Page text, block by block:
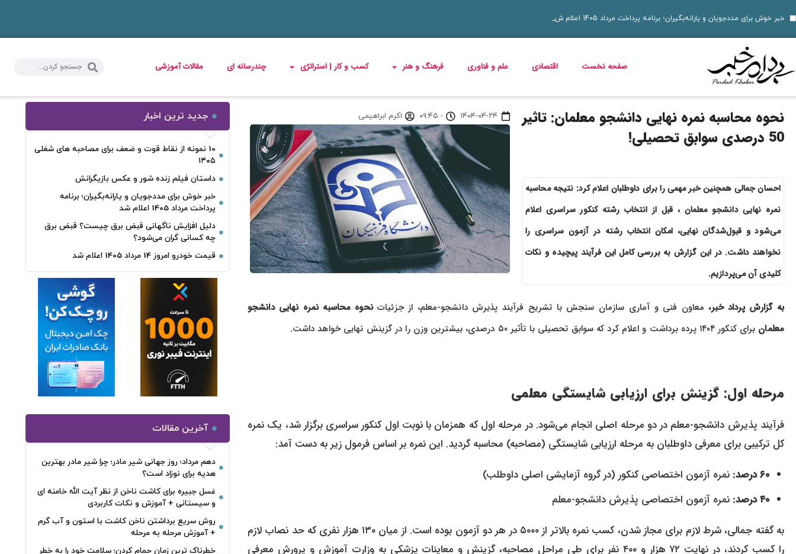
خبر خوش برای مددجویان و یارانه‌بگیران؛ برنامه پرداخت مرداد 1405 اعلام شد
دلیل افزایش ناگهانی قبض برق چیست؟ قبض برق چه کسانی گران می‌شود؟
قیمت خودرو امروز 14 مرداد 1405 اعلام شد
زمان شارژ کالابرگ تغییر کرد؛ اعلام زمان واریز اعتبار خانوارها
۱۴ مرداد؛ روز تبریز و روایت مقاومت مشروطه‌خواهان؛ از اشغال روس‌ها تا نام علی موسیو
طرز تهیه بستنی خشک میوه‌ ای؛ ترد، پفکی و متفاوت
مریم همتیان بازیگر سینما و تئاتر درگذشت
ناهار چی بپزم؟ 30 مدل غذای خوشمزه و سریع برای ناهار
صفحه نخست اقتصادی علم و فناوری فرهنگ و هنر کسب و کار | استراتژی چندرسانه ای مقالات آموزشی
نحوه محاسبه نمره نهایی دانشجو معلمان: تاثیر
50 درصدی سوابق تحصیلی!
احسان جمالی همچنین خبر مهمی را برای داوطلبان اعلام کرد: نتیجه محاسبه
نمره نهایی دانشجو معلمان ، قبل از انتخاب رشته کنکور سراسری اعلام
می‌شود و قبول‌شدگان نهایی، امکان انتخاب رشته در آزمون سراسری را
نخواهند داشت. در این گزارش به بررسی کامل این فرآیند پیچیده و نکات
کلیدی آن می‌پردازیم.
۱۴۰۴-۰۴-۲۴ - ۰۹:۴۵ اکرم ابراهیمی
به گزارش پرداد خبر، معاون فنی و آماری سازمان سنجش با تشریح فرآیند پذیرش دانشجو-معلم، از جزئیاتنحوه محاسبه نمره نهایی دانشجو
معلمان برای کنکور ۱۴۰۴ پرده برداشت و اعلام کرد که سوابق تحصیلی با تأثیر ۵۰ درصدی، بیشترین وزن را در گزینش نهایی خواهد داشت.
مرحله اول: گزینش برای ارزیابی شایستگی معلمی
فرآیند پذیرش دانشجو-معلم در دو مرحله اصلی انجام می‌شود. در مرحله اول که همزمان با نوبت اول کنکور سراسری برگزار شد، یک نمره
کل ترکیبی برای معرفی داوطلبان به مرحله ارزیابی شایستگی (مصاحبه) محاسبه گردید. این نمره بر اساس فرمول زیر به دست آمد:
۶۰ درصد:
نمره آزمون اختصاصی کنکور (در گروه آزمایشی اصلی داوطلب)
۴۰ درصد:
نمره آزمون اختصاصی پذیرش دانشجو-معلم
به گفته جمالی، شرط لازم برای مجاز شدن، کسب نمره بالاتر از ۵۰۰۰ در هر دو آزمون بوده است. از میان ۱۳۰ هزار نفری که حد نصاب لازم
را کسب کردند، در نهایت ۷۲ هزار و ۴۰۰ نفر برای طی مراحل مصاحبه، گزینش و معاینات پزشکی به وزارت آموزش و پرورش معرفی
جدید ترین اخبار
10 نمونه از نقاط قوت و ضعف برای مصاحبه‌ های شغلی
۱۴۰۵
داستان فیلم زنده شور و عکس بازیگرانش
خبر خوش برای مددجویان و یارانه‌بگیران؛ برنامه
پرداخت مرداد 1405 اعلام شد
دلیل افزایش ناگهانی قبض برق چیست؟ قبض برق
چه کسانی گران می‌شود؟
قیمت خودرو امروز 14 مرداد 1405 اعلام شد
آخرین مقالات
دهم مرداد؛ روز جهانی شیر مادر؛ چرا شیر مادر بهترین
هدیه برای نوزاد است؟
غسل جبیره برای کاشت ناخن از نظر آیت الله خامنه ای
و سیستانی + آموزش و نکات کاربردی
روش سریع برداشتن ناخن کاشت با استون و آب گرم
+ آموزش مرحله به مرحله
خطرناک‌ ترین زمان‌ حمام کردن؛ سلامت خود را به خطر